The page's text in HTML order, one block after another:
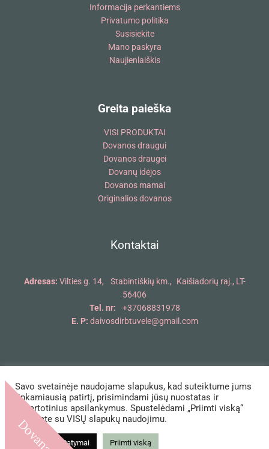
Informacija perkantiems
Privatumo politika
Susisiekite
Mano paskyra
Naujienlaiškis
Greita paieška
VISI PRODUKTAI
Dovanos draugui
Dovanos draugei
Dovanų idėjos
Dovanos mamai
Originalios dovanos
Kontaktai
Adresas: Vilties g. 14, Stabintiškių km., Kaišiadorių raj., LT-
56406
Tel. nr:
+37068831978
E. P: daivosdirbtuvele@gmail.com
Copyright © 2018 - 2026 Daivos dirbtuvėlė | Powered by Daivos
dirbtuvėlė
Savo svetainėje naudojame slapukus, kad suteiktume jums
tinkamiausią patirtį, prisimindami jūsų nuostatas ir
pakartotinius apsilankymus. Spustelėdami „Priimti viską“
sutinkate su VISŲ slapukų naudojimu.
Slapukų nustatymai Priimti viską
Dovana!